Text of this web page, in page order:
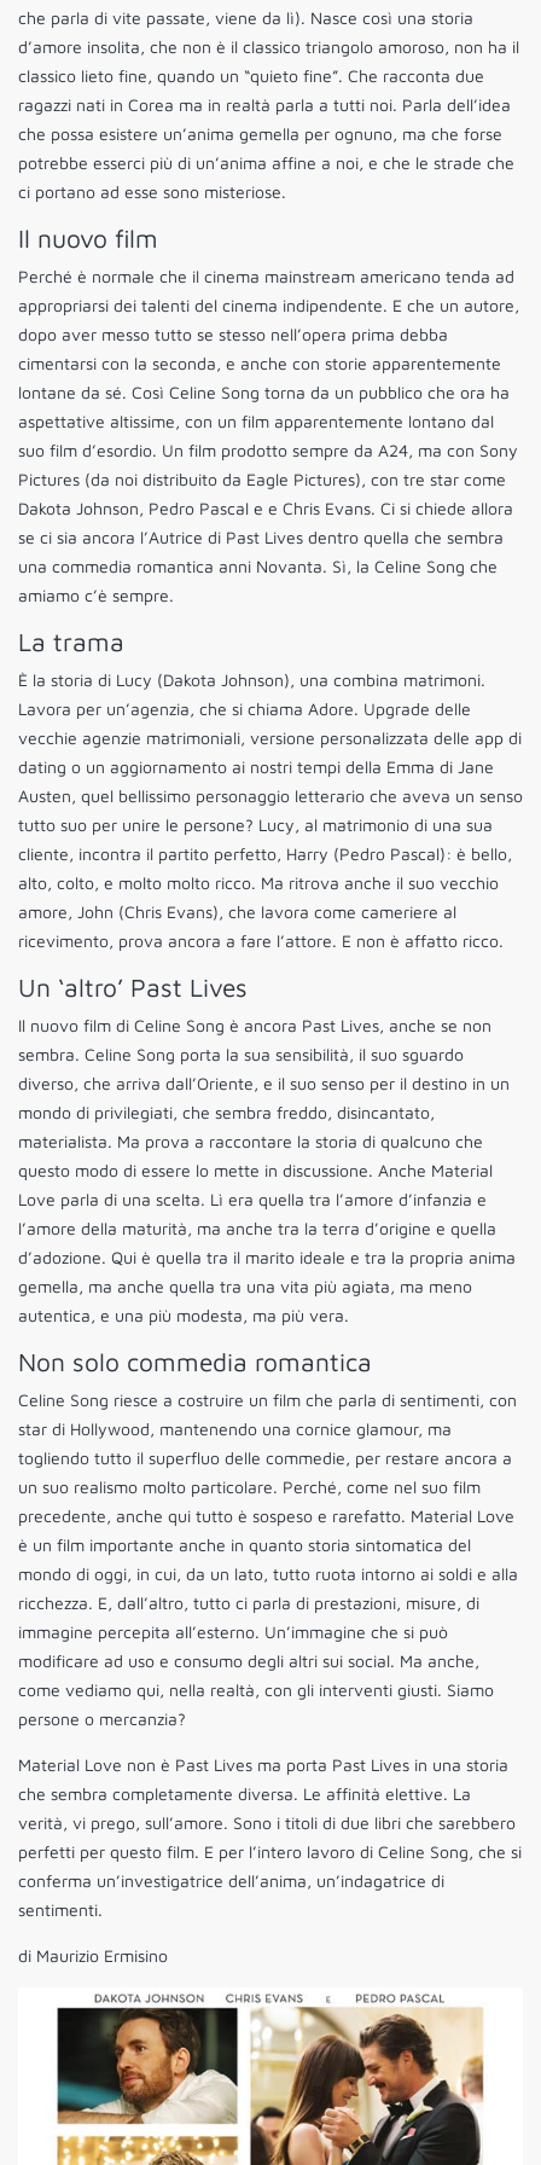
che parla di vite passate, viene da lì). Nasce così una storia
d’amore insolita, che non è il classico triangolo amoroso, non ha il
classico lieto fine, quando un “quieto fine”. Che racconta due
ragazzi nati in Corea ma in realtà parla a tutti noi. Parla dell’idea
che possa esistere un’anima gemella per ognuno, ma che forse
potrebbe esserci più di un’anima affine a noi, e che le strade che
ci portano ad esse sono misteriose.
Il nuovo film
Perché è normale che il cinema mainstream americano tenda ad
appropriarsi dei talenti del cinema indipendente. E che un autore,
dopo aver messo tutto se stesso nell’opera prima debba
cimentarsi con la seconda, e anche con storie apparentemente
lontane da sé. Così Celine Song torna da un pubblico che ora ha
aspettative altissime, con un film apparentemente lontano dal
suo film d’esordio. Un film prodotto sempre da A24, ma con Sony
Pictures (da noi distribuito da Eagle Pictures), con tre star come
Dakota Johnson, Pedro Pascal e e Chris Evans. Ci si chiede allora
se ci sia ancora l’Autrice di Past Lives dentro quella che sembra
una commedia romantica anni Novanta. Sì, la Celine Song che
amiamo c’è sempre.
La trama
È la storia di Lucy (Dakota Johnson), una combina matrimoni.
Lavora per un’agenzia, che si chiama Adore. Upgrade delle
vecchie agenzie matrimoniali, versione personalizzata delle app di
dating o un aggiornamento ai nostri tempi della Emma di Jane
Austen, quel bellissimo personaggio letterario che aveva un senso
tutto suo per unire le persone? Lucy, al matrimonio di una sua
cliente, incontra il partito perfetto, Harry (Pedro Pascal): è bello,
alto, colto, e molto molto ricco. Ma ritrova anche il suo vecchio
amore, John (Chris Evans), che lavora come cameriere al
ricevimento, prova ancora a fare l’attore. E non è affatto ricco.
Un ‘altro’ Past Lives
Il nuovo film di Celine Song è ancora Past Lives, anche se non
sembra. Celine Song porta la sua sensibilità, il suo sguardo
diverso, che arriva dall’Oriente, e il suo senso per il destino in un
mondo di privilegiati, che sembra freddo, disincantato,
materialista. Ma prova a raccontare la storia di qualcuno che
questo modo di essere lo mette in discussione. Anche Material
Love parla di una scelta. Lì era quella tra l’amore d’infanzia e
l’amore della maturità, ma anche tra la terra d’origine e quella
d’adozione. Qui è quella tra il marito ideale e tra la propria anima
gemella, ma anche quella tra una vita più agiata, ma meno
autentica, e una più modesta, ma più vera.
Non solo commedia romantica
Celine Song riesce a costruire un film che parla di sentimenti, con
star di Hollywood, mantenendo una cornice glamour, ma
togliendo tutto il superfluo delle commedie, per restare ancora a
un suo realismo molto particolare. Perché, come nel suo film
precedente, anche qui tutto è sospeso e rarefatto. Material Love
è un film importante anche in quanto storia sintomatica del
mondo di oggi, in cui, da un lato, tutto ruota intorno ai soldi e alla
ricchezza. E, dall’altro, tutto ci parla di prestazioni, misure, di
immagine percepita all’esterno. Un’immagine che si può
modificare ad uso e consumo degli altri sui social. Ma anche,
come vediamo qui, nella realtà, con gli interventi giusti. Siamo
persone o mercanzia?
Material Love non è Past Lives ma porta Past Lives in una storia
che sembra completamente diversa. Le affinità elettive. La
verità, vi prego, sull’amore. Sono i titoli di due libri che sarebbero
perfetti per questo film. E per l’intero lavoro di Celine Song, che si
conferma un’investigatrice dell’anima, un’indagatrice di
sentimenti.
di Maurizio Ermisino